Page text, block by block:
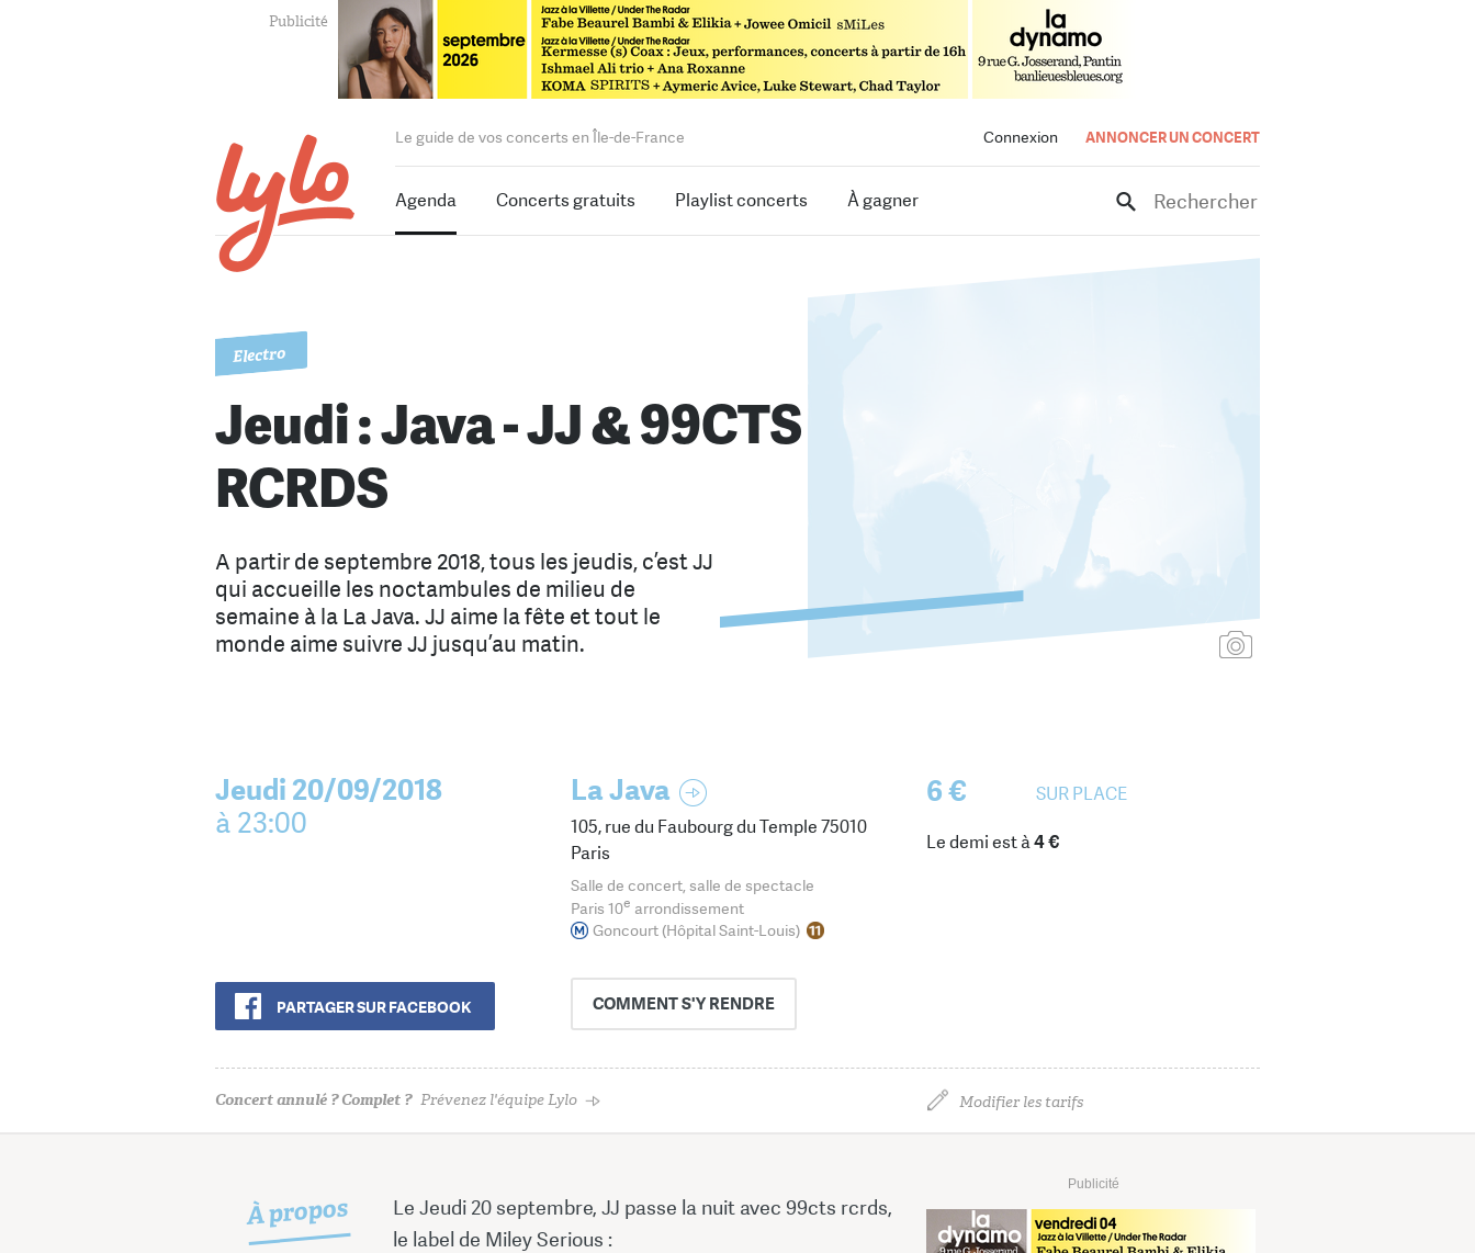
Connexion ANNONCER UN CONCERT
Le guide de vos concerts en Île-de-France
Agenda Concerts gratuits Playlist concerts À gagner Rechercher
Electro
Jeudi : Java - JJ & 99CTS
RCRDS
A partir de septembre 2018, tous les jeudis, c’est JJ
qui accueille les noctambules de milieu de
semaine à la La Java. JJ aime la fête et tout le
monde aime suivre JJ jusqu’au matin.
Jeudi 20/09/2018
à 23:00
PARTAGER SUR FACEBOOK
La Java
105, rue du Faubourg du Temple 75010
Paris
Salle de concert, salle de spectacle
Paris 10e arrondissement
Goncourt (Hôpital Saint-Louis)
COMMENTS'Y RENDRE
6 € SUR PLACE
Le demi est à4 €
Concert annulé ? Complet ? Prévenez l'équipe Lylo Modifier les tarifs
À propos
Publicité
Le Jeudi 20 septembre, JJ passe la nuit avec 99cts rcrds,
le label de Miley Serious :